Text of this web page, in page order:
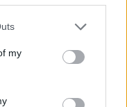
one or more Google
You may click to
third-party tags to
in below Google
my
news